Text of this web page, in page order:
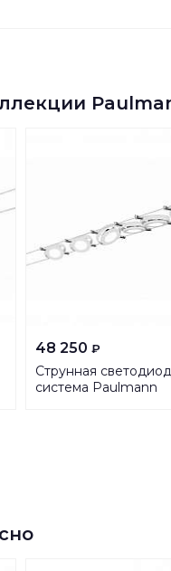
48 250 ₽
Струнная
система Paulmann